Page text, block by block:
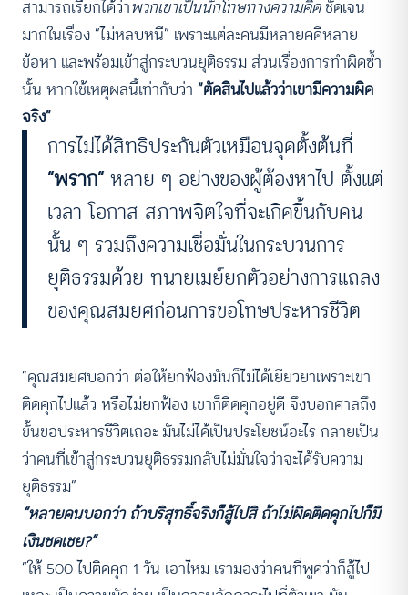
สามารถเรียกได้ว่าพวกเขาเป็นนักโทษทางความคิดชัดเจน
มากในเรื่อง “ไม่หลบหนี” เพราะแต่ละคนมีหลายคดีหลาย
ข้อหา และพร้อมเข้าสู่กระบวนยุติธรรม ส่วนเรื่องการทำผิดซ้ำ
นั้น หากใช้เหตุผลนี้เท่ากับว่า “ตัดสินไปแล้วว่าเขามีความผิด
จริง”
การไม่ได้สิทธิประกันตัวเหมือนจุดตั้งต้นที่
“พราก”หลาย ๆ อย่างของผู้ต้องหาไป ตั้งแต่
เวลา โอกาส สภาพจิตใจที่จะเกิดขึ้นกับคน
นั้น ๆ รวมถึงความเชื่อมั่นในกระบวนการ
ยุติธรรมด้วย ทนายเมย์ยกตัวอย่างการแถลง
ของคุณสมยศก่อนการขอโทษประหารชีวิต
“คุณสมยศบอกว่า ต่อให้ยกฟ้องมันก็ไม่ได้เยียวยาเพราะเขา
ติดคุกไปแล้ว หรือไม่ยกฟ้อง เขาก็ติดคุกอยู่ดี จึงบอกศาลถึง
ขั้นขอประหารชีวิตเถอะ มันไม่ได้เป็นประโยชน์อะไร กลายเป็น
ว่าคนที่เข้าสู่กระบวนยุติธรรมกลับไม่มั่นใจว่าจะได้รับความ
ยุติธรรม”
“หลายคนบอกว่า ถ้าบริสุทธิ์จริงก็สู้ไปสิ ถ้าไม่ผิดติดคุกไปก็มี
เงินชดเชย?”
“ให้ 500 ไปติดคุก 1 วัน เอาไหม เรามองว่าคนที่พูดว่าก็สู้ไป